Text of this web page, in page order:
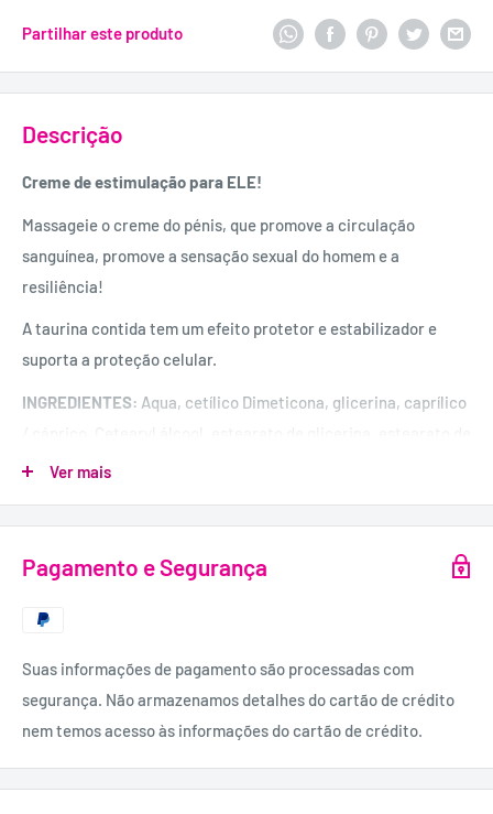
Partilhar este produto
Descrição
Creme de estimulação para ELE!
Massageie o creme do pénis, que promove a circulação
sanguínea, promove a sensação sexual do homem e a
resiliência!
A taurina contida tem um efeito protetor e estabilizador e
suporta a proteção celular.
INGREDIENTES: Aqua, cetílico Dimeticona, glicerina, caprílico
glicerina Citrato, hexildecanol, Prunus Amygdalus Dulcis Oil,
Manteiga, Cera Alba, taurina, Tocopheryl Nicotinate,
tocoferol, goma xantana, Palmitato de ascorbil, ácido
ascórbico, ácido cítrico, lecitina, álcool, fenoxietanol,
metilparabeno, propilparabeno, etilparabeno
Ver mais
Pagamento e Segurança
Suas informações de pagamento são processadas com
segurança. Não armazenamos detalhes do cartão de crédito
nem temos acesso às informações do cartão de crédito.